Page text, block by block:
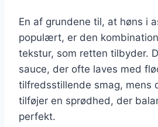
En af grundene til, at høns i
populært, er den
tekstur, som retten tilbyder.
sauce, der ofte laves med
tilfredsstillende smag, mens
tilføjer en sprødhed, der
perfekt.